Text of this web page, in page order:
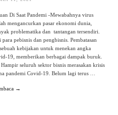
Di Saat Pandemi -Mewabahnya virus
mengancurkan pasar ekonomi dunia,
problematika dan tantangan tersendiri.
para pebisnis dan pengbisnis. Pembatasan
kebijakan untuk menekan angka
19, memberikan berbagai dampak buruk.
seluruh sektor bisnis merasakan krisis
pandemi Covid-19. Belum lagi terus …
→